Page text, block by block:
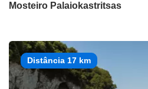
Mosteiro Palaiokastritsas
Distância 17 km